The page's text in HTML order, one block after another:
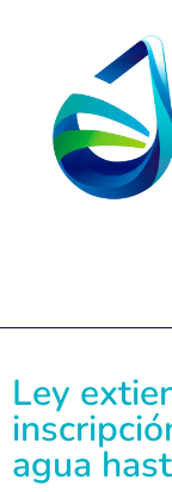
Ley
agua